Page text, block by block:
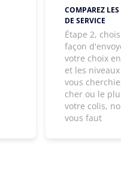
COMPAREZ
DE SERVICE
Étape 2,
façon
votre choix
et les
vous
cher ou le
votre colis,
vous faut